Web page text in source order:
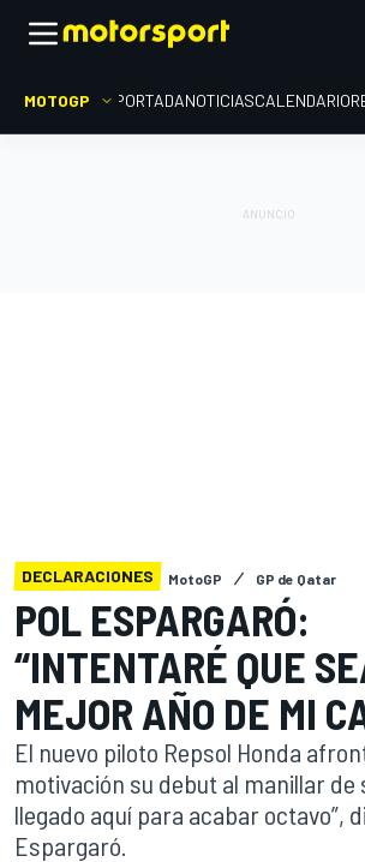
MOTOGP PORTADANOTICIASCALENDARIO
DECLARACIONES MotoGP GP de Qatar
POL ESPARGARÓ:
“INTENTARÉ QUE
MEJOR AÑO DE MI
El nuevo piloto Repsol Honda
motivación su debut al manillar de
llegado aquí para acabar octavo”,
Espargaró.